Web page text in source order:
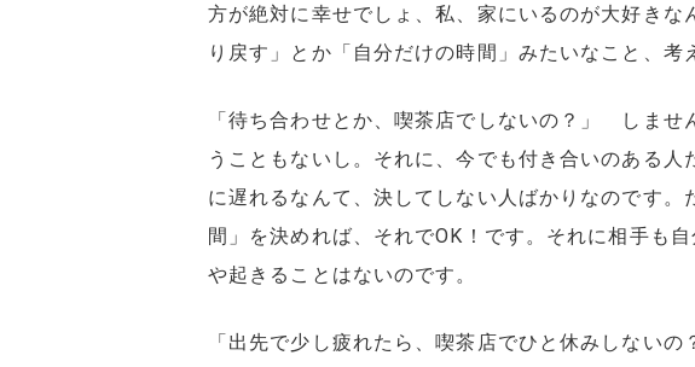
方が絶対に幸せでしょ、私、家にいるのが大好きな
り戻す」とか「自分だけの時間」みたいなこと、考
「待ち合わせとか、喫茶店でしないの？」 しませ
うこともないし。それに、今でも付き合いのある
に遅れるなんて、決してしない人ばかりなのです
間」を決めれば、それでOK！です。それに相手も
や起きることはないのです。
「出先で少し疲れたら、喫茶店でひと休みしない